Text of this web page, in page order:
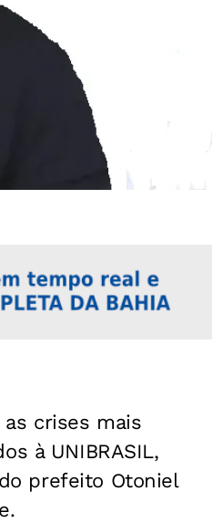
crises mais
à UNIBRASIL,
prefeito Otoniel